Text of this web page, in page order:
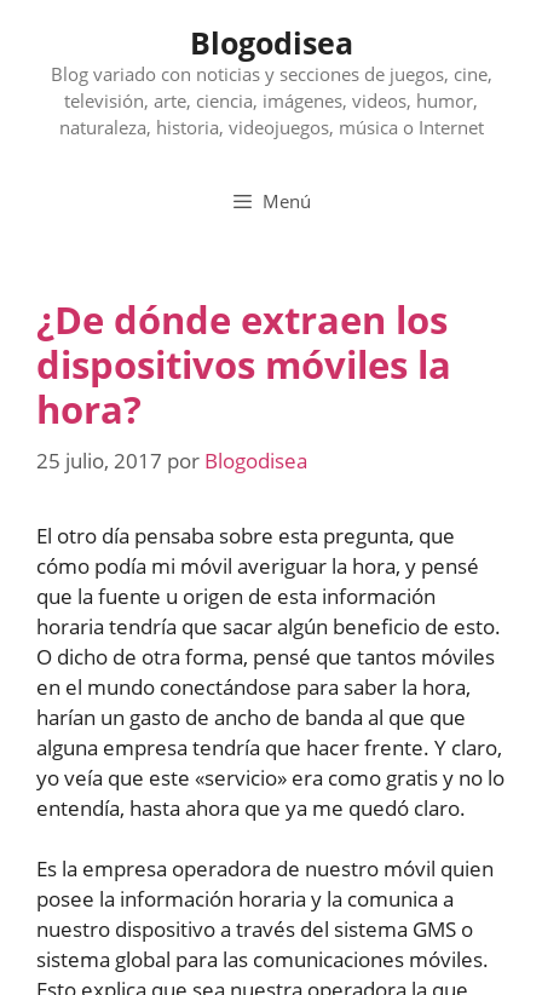
contenido
Blogodisea
Blog variado con noticias y secciones de juegos, cine,
televisión, arte, ciencia, imágenes, videos, humor,
naturaleza, historia, videojuegos, música o Internet
Menú
¿De dónde extraen los
dispositivos móviles la
hora?
25 julio, 2017 por Blogodisea
El otro día pensaba sobre esta pregunta, que
cómo podía mi móvil averiguar la hora, y pensé
que la fuente u origen de esta información
horaria tendría que sacar algún beneficio de esto.
O dicho de otra forma, pensé que tantos móviles
en el mundo conectándose para saber la hora,
harían un gasto de ancho de banda al que que
alguna empresa tendría que hacer frente. Y claro,
yo veía que este «servicio» era como gratis y no lo
entendía, hasta ahora que ya me quedó claro.
Es la empresa operadora de nuestro móvil quien
posee la información horaria y la comunica a
nuestro dispositivo a través del sistema GMS o
sistema global para las comunicaciones móviles.